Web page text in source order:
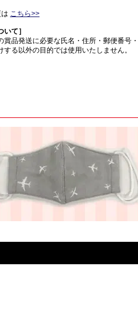
こちら>>
いて］
賞品発送に必要な氏名・住所・郵便番号・
る以外の目的では使用いたしません。